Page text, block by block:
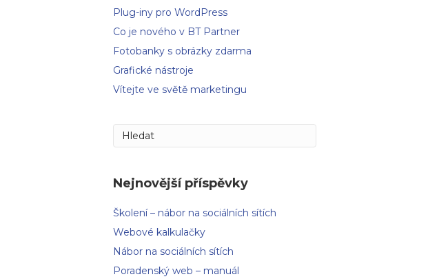
Plug-iny pro WordPress
Co je nového v BT Partner
Fotobanky s obrázky zdarma
Grafické nástroje
Vítejte ve světě marketingu
Nejnovější příspěvky
Školení – nábor na sociálních sítích
Webové kalkulačky
Nábor na sociálních sítích
Poradenský web – manuál